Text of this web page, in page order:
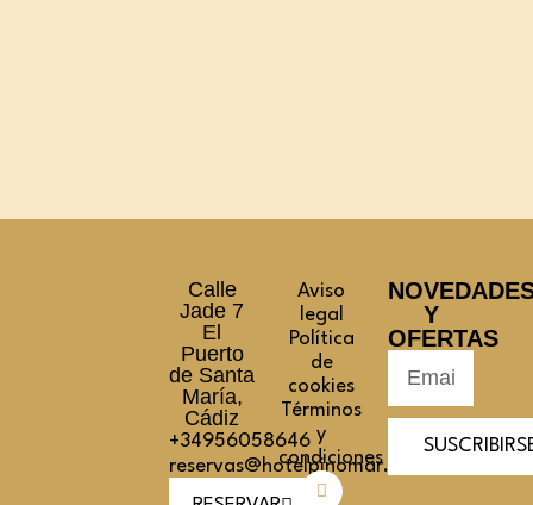
Calle
Jade 7
El
Puerto
de Santa
María,
Cádiz
+34956058646
reservas@hotelpinomar.com
Aviso
legal
Política
de
cookies
Términos
y
condiciones
Y
OFERTAS